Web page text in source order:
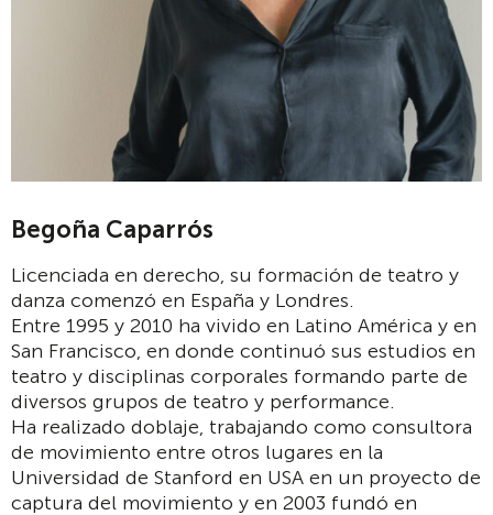
Begoña Caparrós
Licenciada en derecho, su formación de teatro y
danza comenzó en España y Londres.
Entre 1995 y 2010 ha vivido en Latino América y en
San Francisco, en donde continuó sus estudios en
teatro y disciplinas corporales formando parte de
diversos grupos de teatro y performance.
Ha realizado doblaje, trabajando como consultora
de movimiento entre otros lugares en la
Universidad de Stanford en USA en un proyecto de
captura del movimiento y en 2003 fundó en